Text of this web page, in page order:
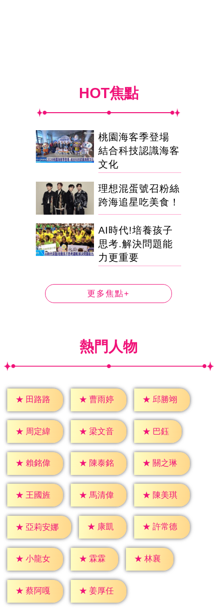
HOT焦點
桃園海客季登場
結合科技認識海客
文化
理想混蛋號召粉絲
跨海追星吃美食！
AI時代!培養孩子
思考.解決問題能
力更重要
更多焦點+
熱門人物
★ 田路路 ★ 曹雨婷 ★ 邱勝翊
★ 周定緯 ★ 梁文音 ★ 巴鈺
★ 賴銘偉 ★ 陳泰銘 ★ 關之琳
★ 王國旌 ★ 馬清偉 ★ 陳美琪
★ 亞莉安娜 ★ 康凱 ★ 許常德
★ 小龍女 ★ 霖霖 ★ 林襄
★ 蔡阿嘎 ★ 姜厚任